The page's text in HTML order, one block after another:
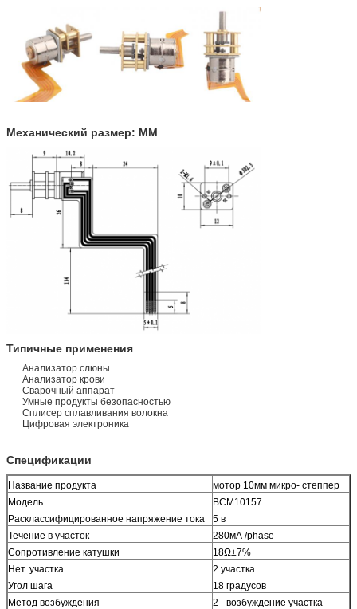
Механический размер: ММ
Типичные применения
Анализатор слюны
Анализатор крови
Сварочный аппарат
Умные продукты безопасностью
Сплисер сплавливания волокна
Цифровая электроника
Спецификации
Название продукта
мотор 10мм микро- степпер
Модель
ВСМ10157
Расклассифицированное напряжение тока
5 в
Течение в участок
280мА /phase
Сопротивление катушки
18Ω±7%
Нет. участка
2 участка
Угол шага
18 градусов
Метод возбуждения
2 - возбуждение участка